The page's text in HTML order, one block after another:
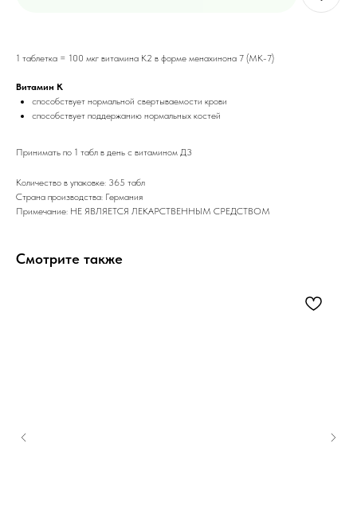
1 таблетка = 100 мкг витамина К2 в форме менахинона 7 (MK-7)
Витамин К
способствует нормальной свертываемости крови
способствует поддержанию нормальных костей
Принимать по 1 табл в день с витамином Д3
Количество в упаковке: 365 табл
Страна производства: Германия
Примечание: НЕ ЯВЛЯЕТСЯ ЛЕКАРСТВЕННЫМ СРЕДСТВОМ
Смотрите также